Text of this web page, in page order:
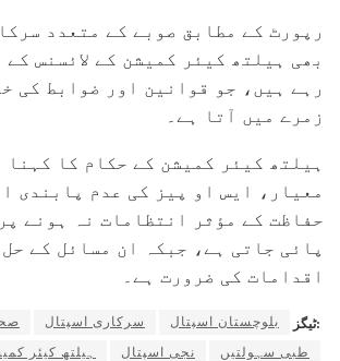
رپورٹ کے مطابق صوبے کے متعدد
بھی ہیلتھ کیئر کمیشن کے لائسنس کے
رہے ہیں، جو قوانین اور ضوابط کی
زمرے میں آتا ہے۔
ہیلتھ کیئر کمیشن کے حکام کا کہنا
معیار، ایس او پیز کی عدم پابندی
حفاظت کے مؤثر انتظامات نہ ہونے
پائی جاتی ہے، جبکہ ان مسائل کے
اقدامات کی ضرورت ہے۔
ٹیگز: بلوچستان اسپتال سرکاری اسپتال
طبی سہولتیں
نجی اسپتال ہیلتھ کیئر